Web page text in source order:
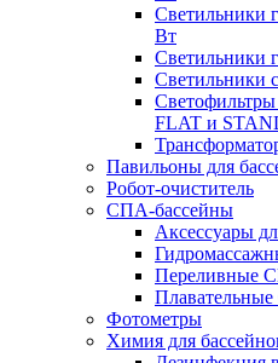
Светильники
Вт
Светильники
Светильники
FLAT и
Павильоны для
Робот-очиститель
СПА-бассейны
Аксессуары
Переливные
Фотометры
Химия для